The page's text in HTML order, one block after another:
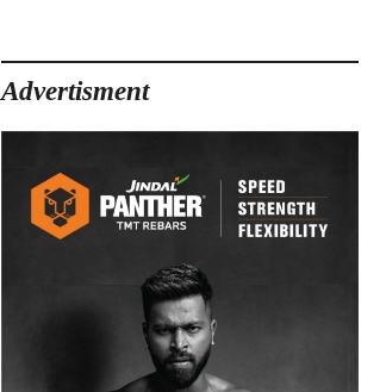
Advertisment